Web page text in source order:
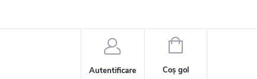
Autentificare
COŞ
CUMPĂRĂTURI
Coş gol